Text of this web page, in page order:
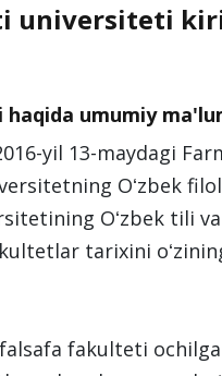
universiteti
umumiy
yil 13-maydagi
Oʻzbek
Oʻzbek tili
tarixini
fakulteti